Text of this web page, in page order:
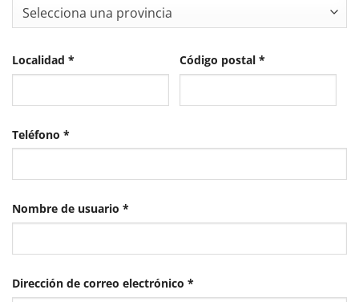
Selecciona una provincia
Localidad * Código postal *
Teléfono *
Nombre de usuario *Obligatorio
Dirección de correo electrónico *Obligatorio